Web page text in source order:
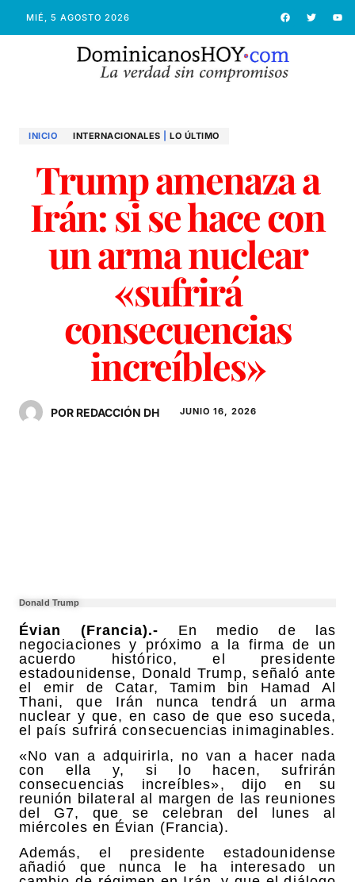
MIÉ, 5 AGOSTO 2026
INICIO INTERNACIONALES LO ÚLTIMO
Trump amenaza a
Irán: si se hace con
un arma nuclear
«sufrirá
consecuencias
increíbles»
POR REDACCIÓN DH JUNIO 16, 2026
Donald Trump
Évian (Francia).- En medio de las
negociaciones y próximo a la firma de un
acuerdo histórico, el presidente
estadounidense, Donald Trump, señaló ante
el emir de Catar, Tamim bin Hamad Al
Thani, que Irán nunca tendrá un arma
nuclear y que, en caso de que eso suceda,
el país sufrirá consecuencias inimaginables.
«No van a adquirirla, no van a hacer nada
con ella y, si lo hacen, sufrirán
consecuencias increíbles», dijo en su
reunión bilateral al margen de las reuniones
del G7, que se celebran del lunes al
miércoles en Évian (Francia).
Además, el presidente estadounidense
añadió que nunca le ha interesado un